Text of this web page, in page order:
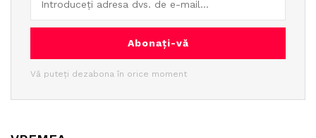
Abonați-vă
Vă puteți dezabona în orice moment